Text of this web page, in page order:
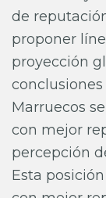
de
proponer
proyección
Marruecos
con mejor
percepción
Esta